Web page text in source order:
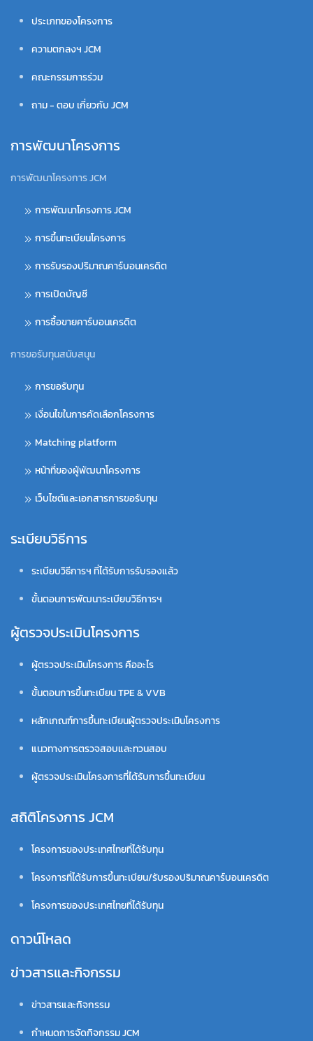
ประเภทของโครงการ
ความตกลงฯ JCM
คณะกรรมการร่วม
ถาม - ตอบ เกี่ยวกับ JCM
การพัฒนาโครงการ
การพัฒนาโครงการ JCM
การพัฒนาโครงการ JCM
การขึ้นทะเบียนโครงการ
การรับรองปริมาณคาร์บอนเครดิต
การเปิดบัญชี
การซื้อขายคาร์บอนเครดิต
การขอรับทุนสนับสนุน
การขอรับทุน
เงื่อนไขในการคัดเลือกโครงการ
Matching platform
หน้าที่ของผู้พัฒนาโครงการ
เว็บไซต์และเอกสารการขอรับทุน
ระเบียบวิธีการ
ระเบียบวิธีการฯ ที่ได้รับการรับรองแล้ว
ขั้นตอนการพัฒนาระเบียบวิธีการฯ
ผู้ตรวจประเมินโครงการ
ผู้ตรวจประเมินโครงการ คืออะไร
ขั้นตอนการขึ้นทะเบียน TPE & VVB
หลักเกณฑ์การขึ้นทะเบียนผู้ตรวจประเมินโครงการ
แนวทางการตรวจสอบและทวนสอบ
ผู้ตรวจประเมินโครงการที่ได้รับการขึ้นทะเบียน
สถิติโครงการ JCM
โครงการของประเทศไทยที่ได้รับทุน
โครงการที่ได้รับการขึ้นทะเบียน/รับรองปริมาณคาร์บอนเครดิต
โครงการของประเทศไทยที่ได้รับทุน
ดาวน์โหลด
ข่าวสารและกิจกรรม
ข่าวสารและกิจกรรม
กำหนดการจัดกิจกรรม JCM